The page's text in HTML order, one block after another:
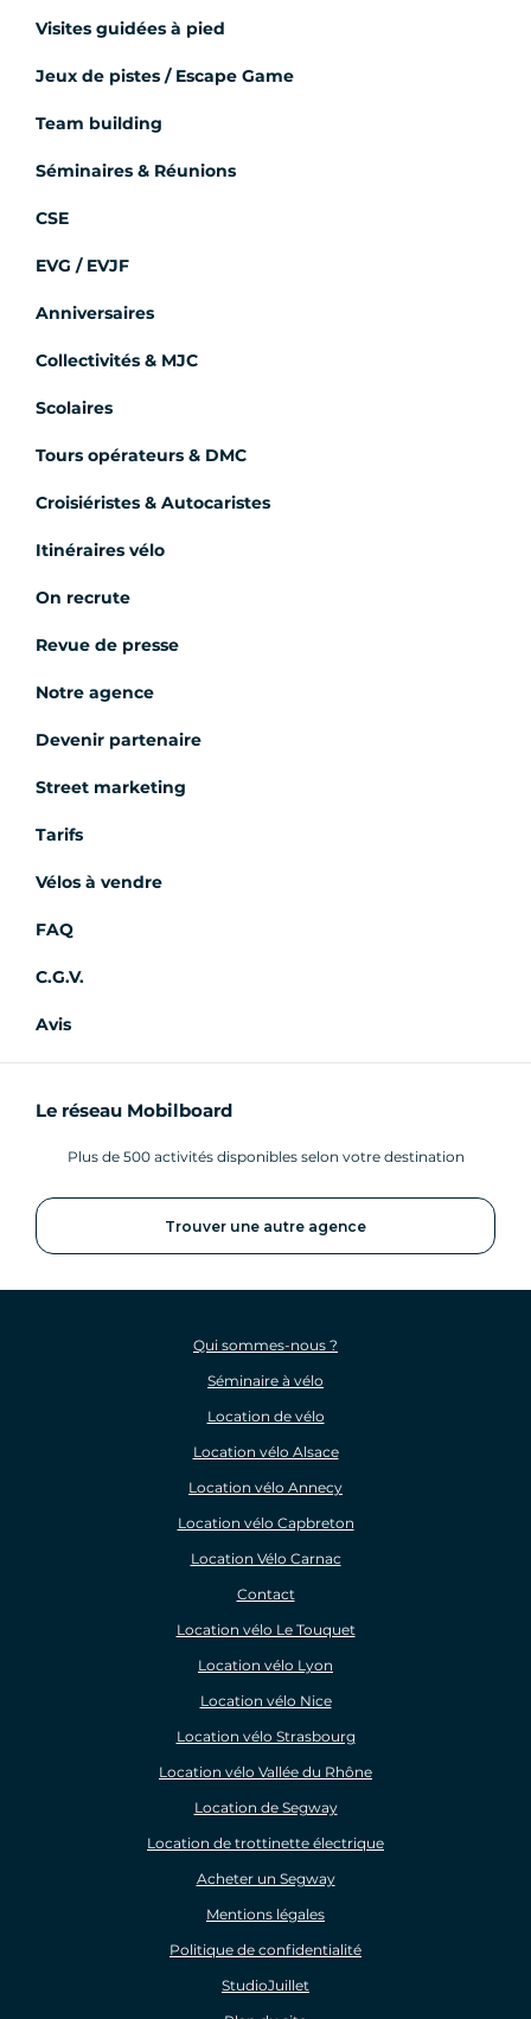
Visites guidées à pied
Jeux de pistes / Escape Game
Team building
Séminaires & Réunions
CSE
EVG / EVJF
Anniversaires
Collectivités & MJC
Scolaires
Tours opérateurs & DMC
Croisiéristes & Autocaristes
Itinéraires vélo
On recrute
Revue de presse
Notre agence
Devenir partenaire
Street marketing
Tarifs
Vélos à vendre
FAQ
C.G.V.
Avis
Le réseau Mobilboard
Plus de 500 activités disponibles selon votre destination
Trouver une autre agence
Qui sommes-nous ?
Séminaire à vélo
Location de vélo
Location vélo Alsace
Location vélo Annecy
Location vélo Capbreton
Location Vélo Carnac
Contact
Location vélo Le Touquet
Location vélo Lyon
Location vélo Nice
Location vélo Strasbourg
Location vélo Vallée du Rhône
Location de Segway
Location de trottinette électrique
Acheter un Segway
Mentions légales
Politique de confidentialité
StudioJuillet